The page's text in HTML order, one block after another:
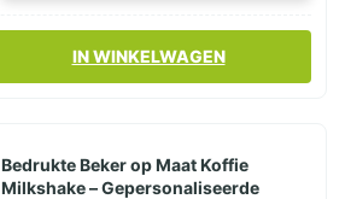
IN WINKELWAGEN
Bedrukte Beker op Maat Koffie
Milkshake – Gepersonaliseerde